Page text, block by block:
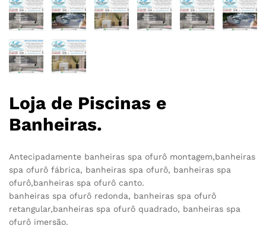
Loja de Piscinas e
Banheiras.
Antecipadamente banheiras spa ofurô montagem,banheiras
spa ofurô fábrica, banheiras spa ofurô, banheiras spa
ofurô,banheiras spa ofurô canto.
banheiras spa ofurô redonda, banheiras spa ofurô
retangular,banheiras spa ofurô quadrado, banheiras spa
ofurô imersão.